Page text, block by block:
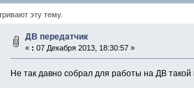
эту тему.
ДВ передатчик
« : 07 Декабря 2013, 18:30:57 »
Не так давно собрал для работы на ДВ такой